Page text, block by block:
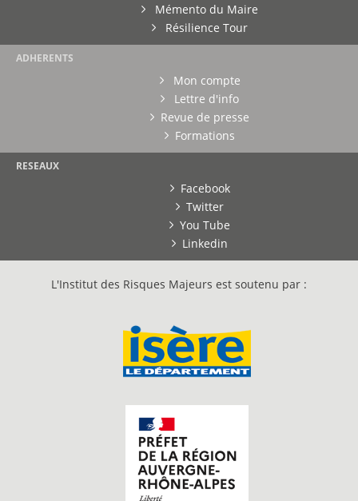
Mémento du Maire
Résilience Tour
ADHERENTS
Mon compte
Lettre d'info
Revue de presse
Formations
RESEAUX
Facebook
Twitter
You Tube
Linkedin
L'Institut des Risques Majeurs est soutenu par :